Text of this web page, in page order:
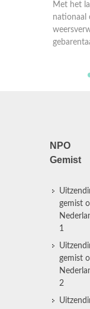
Met het
nationaal
NPO
Gemist
gemist
1
gemist
2